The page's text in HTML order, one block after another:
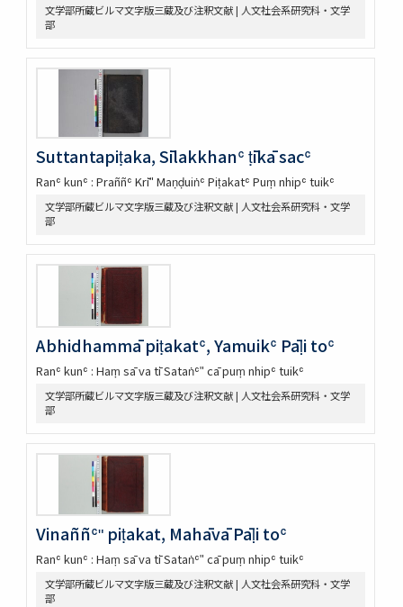
文学部所蔵ビルマ文字版三蔵及び注釈文献 | 人文社会系研究科・文学
部
Suttantapiṭaka, Sīlakkhanʿ ṭīkā sacʿ
Ranʿ kunʿ : Praññʿ Krīʺ Maṇḍuiṅʿ Piṭakatʿ Puṃ nhipʿ tuikʿ
文学部所蔵ビルマ文字版三蔵及び注釈文献 | 人文社会系研究科・文学
部
Abhidhammā piṭakatʿ, Yamuikʿ Pāḷi toʿ
Ranʿ kunʿ : Haṃ sā va tī Sataṅʿʺ cā puṃ nhipʿ tuikʿ
文学部所蔵ビルマ文字版三蔵及び注釈文献 | 人文社会系研究科・文学
部
Vinaññʿʺ piṭakat, Mahāvā Pāḷi toʿ
Ranʿ kunʿ : Haṃ sā va tī Sataṅʿʺ cā puṃ nhipʿ tuikʿ
文学部所蔵ビルマ文字版三蔵及び注釈文献 | 人文社会系研究科・文学
部